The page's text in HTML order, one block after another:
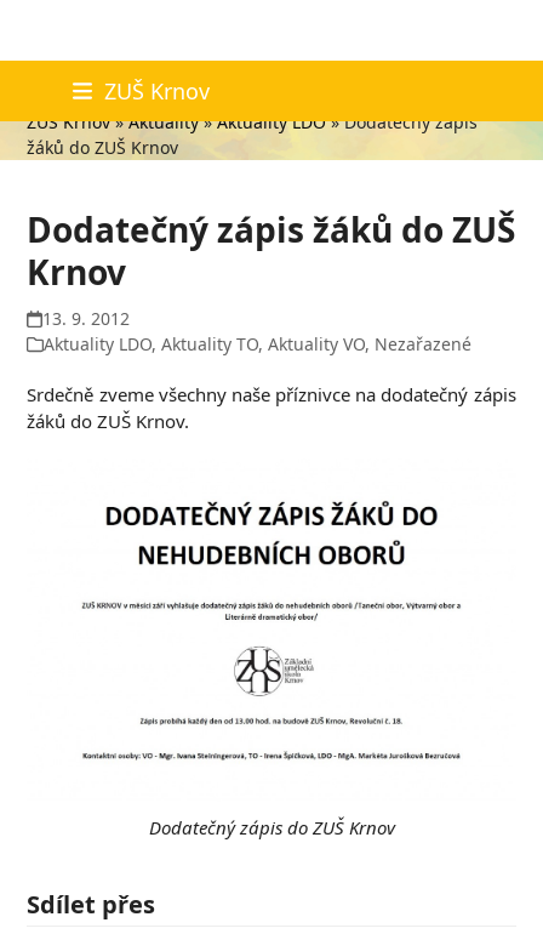
content
ZUŠ Krnov
Aktuality
ZUŠ Krnov»Aktuality»Aktuality LDO»Dodatečný zápis
žáků do ZUŠ Krnov
Dodatečný zápis žáků do ZUŠ
Krnov
13. 9. 2012
Aktuality LDO,Aktuality TO,Aktuality VO, Nezařazené
Srdečně zveme všechny naše příznivce na dodatečný zápis
žáků do ZUŠ Krnov.
Dodatečný zápis do ZUŠ Krnov
Sdílet přes